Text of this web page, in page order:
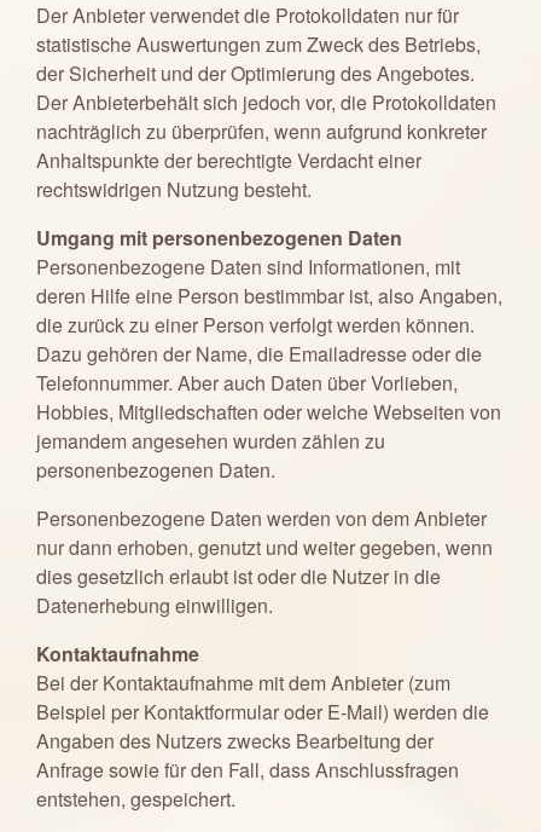
Der Anbieter verwendet die Protokolldaten nur für
statistische Auswertungen zum Zweck des Betriebs,
der Sicherheit und der Optimierung des Angebotes.
Der Anbieterbehält sich jedoch vor, die Protokolldaten
nachträglich zu überprüfen, wenn aufgrund konkreter
Anhaltspunkte der berechtigte Verdacht einer
rechtswidrigen Nutzung besteht.
Umgang mit personenbezogenen Daten
Personenbezogene Daten sind Informationen, mit
deren Hilfe eine Person bestimmbar ist, also Angaben,
die zurück zu einer Person verfolgt werden können.
Dazu gehören der Name, die Emailadresse oder die
Telefonnummer. Aber auch Daten über Vorlieben,
Hobbies, Mitgliedschaften oder welche Webseiten von
jemandem angesehen wurden zählen zu
personenbezogenen Daten.
Personenbezogene Daten werden von dem Anbieter
nur dann erhoben, genutzt und weiter gegeben, wenn
dies gesetzlich erlaubt ist oder die Nutzer in die
Datenerhebung einwilligen.
Kontaktaufnahme
Bei der Kontaktaufnahme mit dem Anbieter (zum
Beispiel per Kontaktformular oder E-Mail) werden die
Angaben des Nutzers zwecks Bearbeitung der
Anfrage sowie für den Fall, dass Anschlussfragen
entstehen, gespeichert.